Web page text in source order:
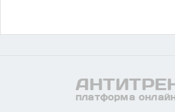
АНТИ
платформа